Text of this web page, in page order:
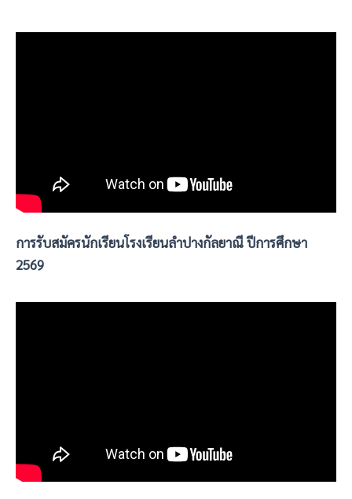
การรับสมัครนักเรียนโรงเรียนลำปางกัลยาณี ปีการศึกษา
2569